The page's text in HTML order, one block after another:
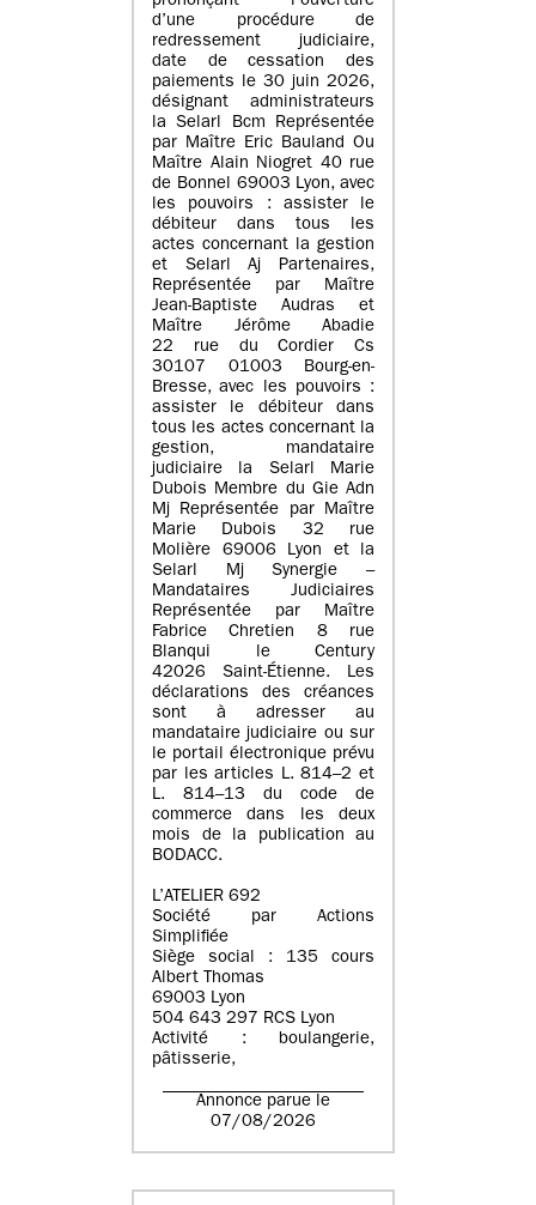
d’une procédure de
redressement judiciaire,
date de cessation des
paiements le 30 juin 2026,
désignant administrateurs
la Selarl Bcm Représentée
par Maître Eric Bauland Ou
Maître Alain Niogret 40 rue
de Bonnel 69003 Lyon, avec
les pouvoirs : assister le
débiteur dans tous les
actes concernant la gestion
et Selarl Aj Partenaires,
Représentée par Maître
Jean-Baptiste Audras et
Maître Jérôme Abadie
22 rue du Cordier Cs
30107 01003 Bourg-en-
Bresse, avec les pouvoirs :
assister le débiteur dans
tous les actes concernant la
gestion, mandataire
judiciaire la Selarl Marie
Dubois Membre du Gie Adn
Mj Représentée par Maître
Marie Dubois 32 rue
Molière 69006 Lyon et la
Selarl Mj Synergie –
Mandataires Judiciaires
Représentée par Maître
Fabrice Chretien 8 rue
Blanqui le Century
42026 Saint-Étienne. Les
déclarations des créances
sont à adresser au
mandataire judiciaire ou sur
le portail électronique prévu
par les articles L. 814–2 et
L. 814–13 du code de
commerce dans les deux
mois de la publication au
BODACC.
L’ATELIER 692
Société par Actions
Simplifiée
Siège social : 135 cours
Albert Thomas
69003 Lyon
504 643 297 RCS Lyon
Activité : boulangerie,
pâtisserie,
Annonce parue le
07/08/2026